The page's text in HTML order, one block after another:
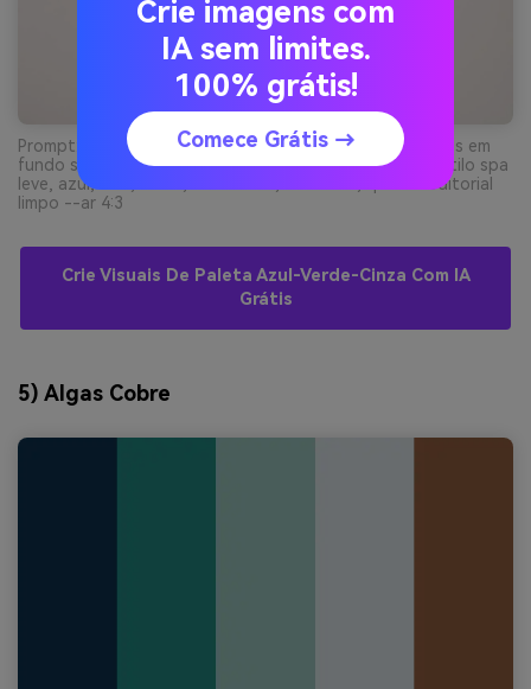
Prompt: layout de guia de paleta de design de interiores em
fundo simples, sugestões de amostras de materiais, estilo spa
leve, azul, teal, sálvia, cinza claro, cinza frio, quadro editorial
limpo --ar 4:3
Crie Visuais De Paleta Azul-Verde-Cinza Com IA
Grátis
5) Algas Cobre
Crie imagens com
IA sem limites.
100% grátis!
Comece Grátis →